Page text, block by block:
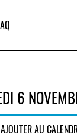
6
AJOUTER AU